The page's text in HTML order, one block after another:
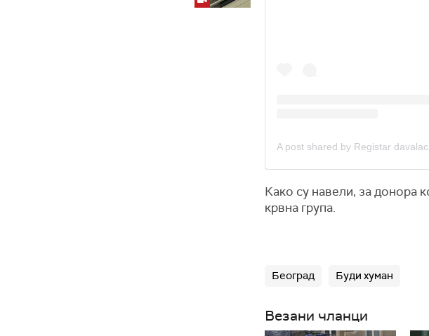
Како су навели, за донора
крвна група.
Београд Буди хуман
Везани чланци